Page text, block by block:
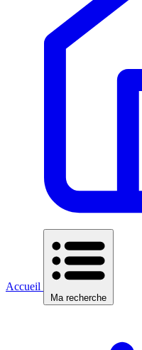
Accueil
Ma recherche